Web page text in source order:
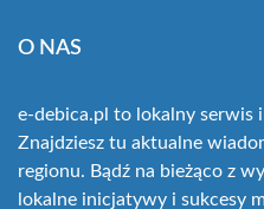
O NAS
e-debica.pl to lokalny serwis
Znajdziesz tu aktualne
regionu. Bądź na bieżąco z
lokalne inicjatywy i sukcesy